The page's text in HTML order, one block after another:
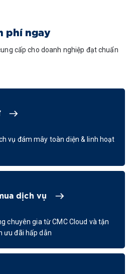
phí ngay
cấp cho doanh nghiệp đạt chuẩn
vụ đám mây toàn diện & linh hoạt
dịch vụ
chuyên gia từ CMC Cloud và tận
ưu đãi hấp dẫn